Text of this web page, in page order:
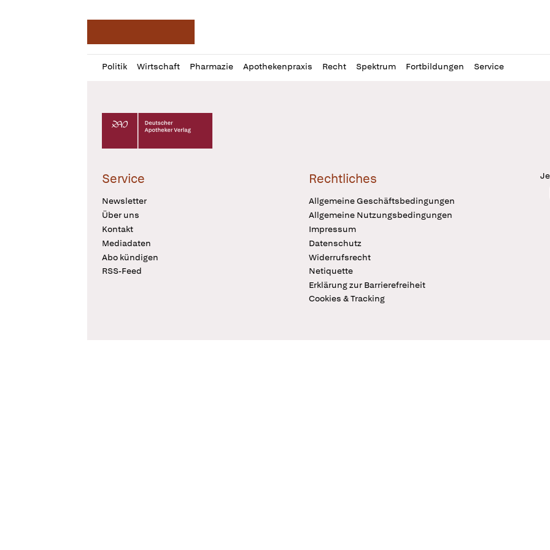
Politik Wirtschaft Pharmazie Apothekenpraxis Recht Spektrum Fortbildungen Service
Profil
öffnen
Daz
Pur
Deutscher Apotheker Verlag Logo
Service
Newsletter
Über uns
Kontakt
Mediadaten
Abo kündigen
RSS-Feed
Rechtliches
Allgemeine Geschäftsbedingungen
Allgemeine Nutzungsbedingungen
Impressum
Datenschutz
Widerrufsrecht
Netiquette
Erklärung zur Barrierefreiheit
Cookies & Tracking